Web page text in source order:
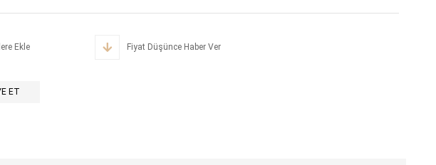
Ekle Fiyat Düşünce Haber Ver
ET